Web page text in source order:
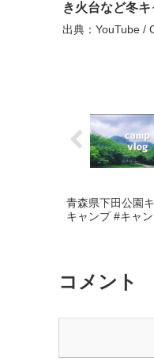
き火台など冬
ギアも多数あ
ギア】 –
出典：YouTube /
青森県下田公園
キャンプ #キャ
コメント